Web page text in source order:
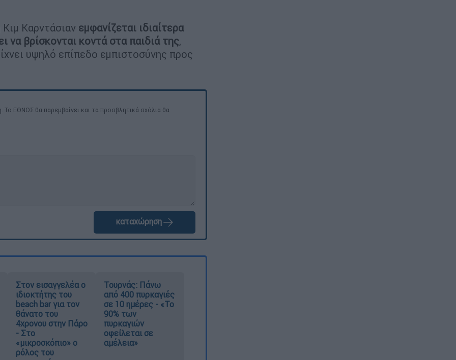
Καρντάσιαν εμφανίζεται ιδιαίτερα
να βρίσκονται κοντά στα παιδιά της,
υψηλό επίπεδο εμπιστοσύνης προς
ΕΘΝΟΣ θα παρεμβαίνει και τα προσβλητικά σχόλια θα
καταχώρηση
Στον εισαγγελέα ο
ιδιοκτήτης του
beach bar για τον
θάνατο του
4χρονου στην Πάρο
- Στο
«μικροσκόπιο» ο
ρόλος του
Τουρνάς: Πάνω
από 400 πυρκαγιές
σε 10 ημέρες - «Το
90% των
πυρκαγιών
οφείλεται σε
αμέλεια»